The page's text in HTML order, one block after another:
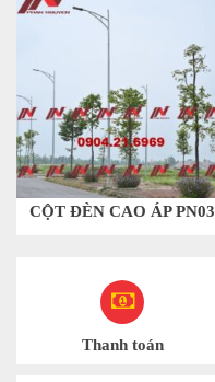
CỘT ĐÈN CAO ÁP PN03
Thanh toán